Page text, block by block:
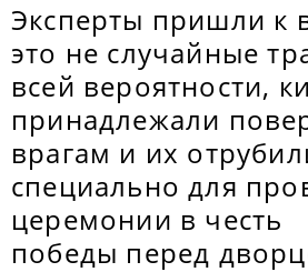
Эксперты пришли к
это не случайные
всей вероятности,
принадлежали
врагам и их
специально для
церемонии в честь
победы перед